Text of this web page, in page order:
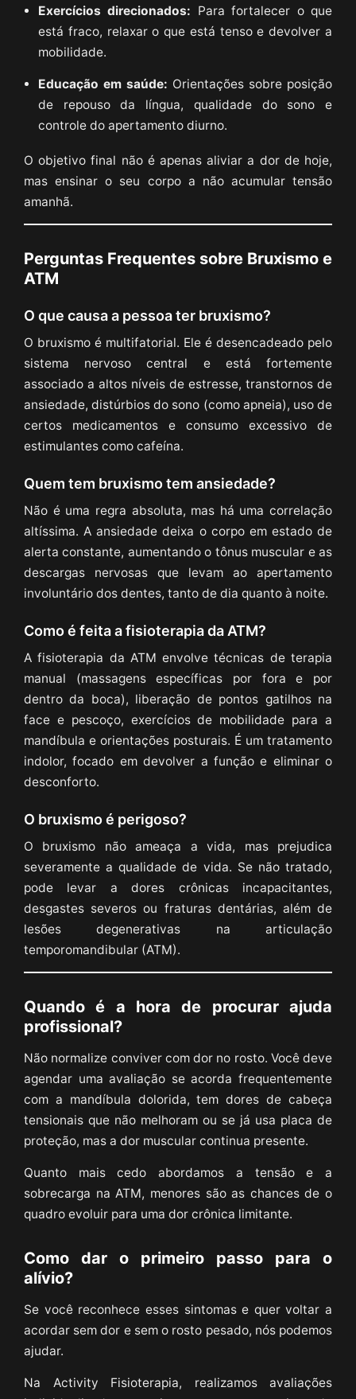
Exercícios direcionados: Para fortalecer o que
está fraco, relaxar o que está tenso e devolver a
mobilidade.
Educação em saúde: Orientações sobre posição
de repouso da língua, qualidade do sono e
controle do apertamento diurno.
O objetivo final não é apenas aliviar a dor de hoje,
mas ensinar o seu corpo a não acumular tensão
amanhã.
Perguntas Frequentes sobre Bruxismo e
ATM
O que causa a pessoa ter bruxismo?
O bruxismo é multifatorial. Ele é desencadeado pelo
sistema nervoso central e está fortemente
associado a altos níveis de estresse, transtornos de
ansiedade, distúrbios do sono (como apneia), uso de
certos medicamentos e consumo excessivo de
estimulantes como cafeína.
Quem tem bruxismo tem ansiedade?
Não é uma regra absoluta, mas há uma correlação
altíssima. A ansiedade deixa o corpo em estado de
alerta constante, aumentando o tônus muscular e as
descargas nervosas que levam ao apertamento
involuntário dos dentes, tanto de dia quanto à noite.
Como é feita a fisioterapia da ATM?
A fisioterapia da ATM envolve técnicas de terapia
manual (massagens específicas por fora e por
dentro da boca), liberação de pontos gatilhos na
face e pescoço, exercícios de mobilidade para a
mandíbula e orientações posturais. É um tratamento
indolor, focado em devolver a função e eliminar o
desconforto.
O bruxismo é perigoso?
O bruxismo não ameaça a vida, mas prejudica
severamente a qualidade de vida. Se não tratado,
pode levar a dores crônicas incapacitantes,
desgastes severos ou fraturas dentárias, além de
lesões degenerativas na articulação
temporomandibular (ATM).
Quando é a hora de procurar ajuda
profissional?
Não normalize conviver com dor no rosto. Você deve
agendar uma avaliação se acorda frequentemente
com a mandíbula dolorida, tem dores de cabeça
tensionais que não melhoram ou se já usa placa de
proteção, mas a dor muscular continua presente.
Quanto mais cedo abordamos a tensão e a
sobrecarga na ATM, menores são as chances de o
quadro evoluir para uma dor crônica limitante.
Como dar o primeiro passo para o
alívio?
Se você reconhece esses sintomas e quer voltar a
acordar sem dor e sem o rosto pesado, nós podemos
ajudar.
Na Activity Fisioterapia, realizamos avaliações